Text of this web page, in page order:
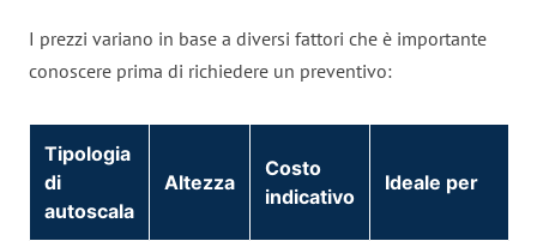
I prezzi variano in base a diversi fattori che è importante
conoscere prima di richiedere un preventivo:
Tipologia
di
autoscala
Altezza
Costo
indicativo
Ideale per